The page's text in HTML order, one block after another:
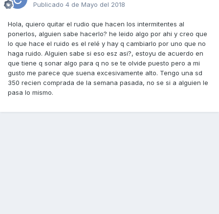
Publicado 4 de Mayo del 2018
Hola, quiero quitar el rudio que hacen los intermitentes al
ponerlos, alguien sabe hacerlo? he leido algo por ahi y creo que
lo que hace el ruido es el relé y hay q cambiarlo por uno que no
haga ruido. Alguien sabe si eso esz asi?, estoyu de acuerdo en
que tiene q sonar algo para q no se te olvide puesto pero a mi
gusto me parece que suena excesivamente alto. Tengo una sd
350 recien comprada de la semana pasada, no se si a alguien le
pasa lo mismo.